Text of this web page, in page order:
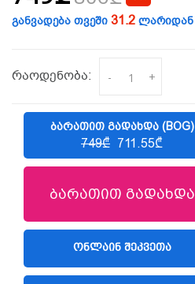
განვადება თვეში 31.2 ლარიდან
რაოდენობა: - +
ᲑᲐᲠᲐᲗᲘᲗ ᲒᲐᲓᲐᲮᲓᲐ (BOG)
749₾ 711.55₾
ბარათით გადახდა
(LIBERTY)
ᲝᲜᲚᲐᲘᲜ ᲨᲔᲙᲕᲔᲗᲐ